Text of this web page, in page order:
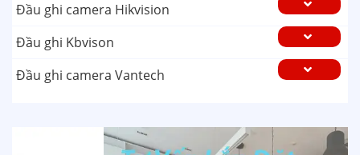
Đầu ghi camera Hikvision
Đầu ghi Kbvison
Đầu ghi camera Vantech